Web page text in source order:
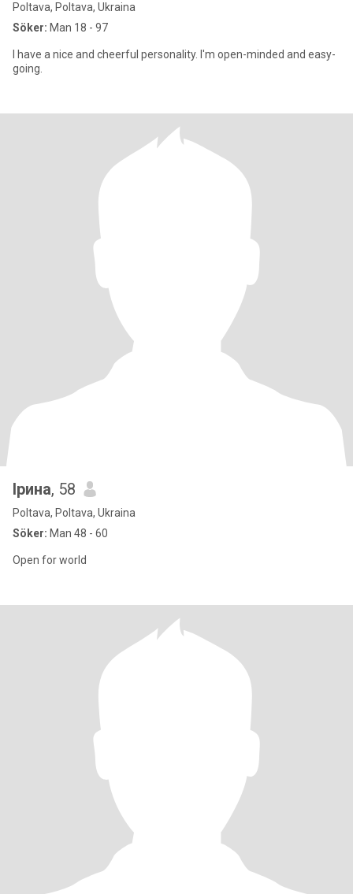
Poltava, Poltava, Ukraina
Söker: Man 18 - 97
I have a nice and cheerful personality. I'm open-minded and easy-
going.
Ірина, 58
Poltava, Poltava, Ukraina
Söker: Man 48 - 60
Open for world